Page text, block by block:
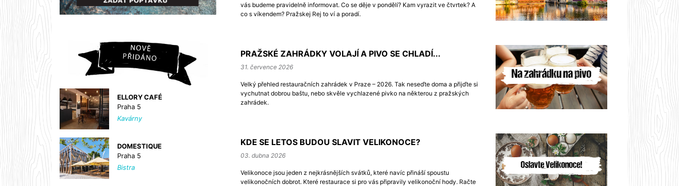
ELLORY CAFÉ
Praha 5
Kavárny
DOMESTIQUE
Praha 5
Bistra
vás budeme pravidelně informovat. Co se děje v pondělí? Kam vyrazit ve čtvrtek? A
co s víkendem? Pražskej Rej to ví a poradí.
PRAŽSKÉ ZAHRÁDKY VOLAJÍ A PIVO SE CHLADÍ...
31. července 2026
Velký přehled restauračních zahrádek v Praze – 2026. Tak neseďte doma a přijďte si
vychutnat dobrou baštu, nebo skvěle vychlazené pivko na některou z pražských
zahrádek.
KDE SE LETOS BUDOU SLAVIT VELIKONOCE?
03. dubna 2026
Velikonoce jsou jeden z nejkrásnějších svátků, které navíc přináší spoustu
velikonočních dobrot. Které restaurace si pro vás připravily velikonoční hody. Račte